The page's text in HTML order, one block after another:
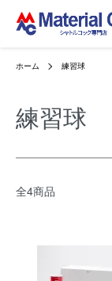
ホーム 練習球
練習球
全4商品